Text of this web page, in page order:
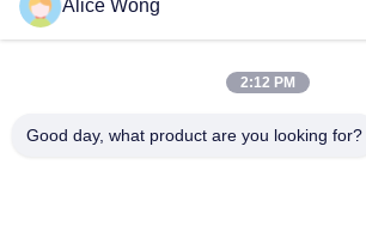
굴삭기 태도자동차
Alice Wong
2:12 PM
Good day, what product are you looking for?